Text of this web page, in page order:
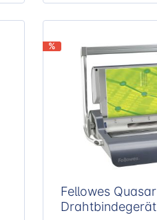
%
Fellowes Quasar
Drahtbindegerät